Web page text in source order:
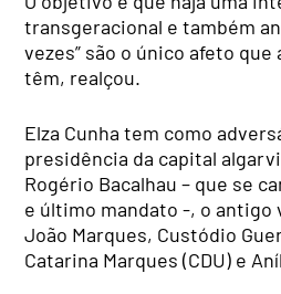
transgeracional e também
vezes” são o único afeto que
têm, realçou.
Elza Cunha tem como
presidência da capital
Rogério Bacalhau – que se
e último mandato -, o antigo
João Marques, Custódio
Catarina Marques (CDU) e